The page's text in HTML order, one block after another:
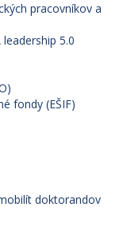
pracovníkov a
5.0
fondy (EŠIF)
doktorandov